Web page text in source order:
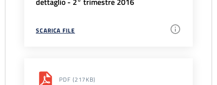
SCARICA FILE
PDF (217KB)